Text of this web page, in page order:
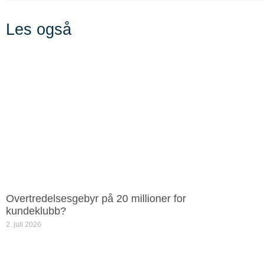
Les også
Overtredelsesgebyr på 20 millioner for
kundeklubb?
2. juli 2026